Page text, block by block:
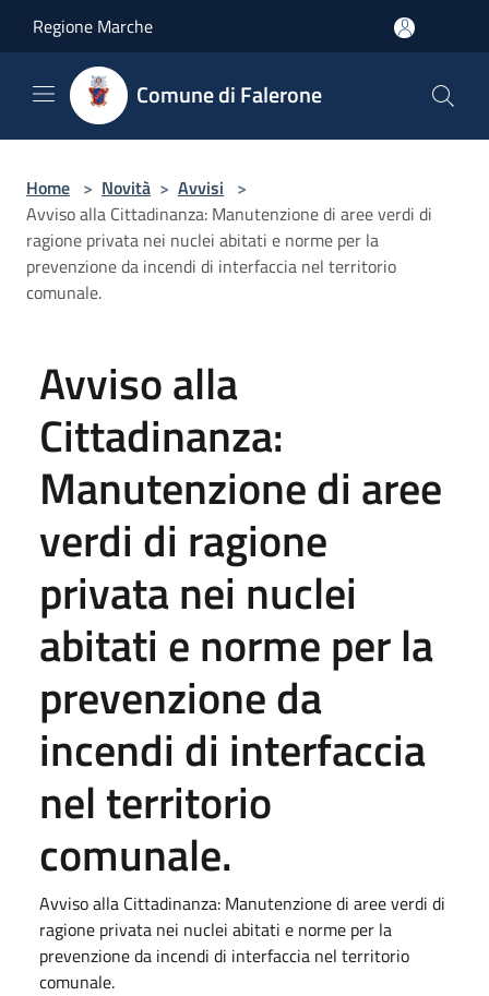
Regione Marche
Comune di Falerone
Home > Novità > Avvisi >
Avviso alla Cittadinanza: Manutenzione di aree verdi di
ragione privata nei nuclei abitati e norme per la
prevenzione da incendi di interfaccia nel territorio
comunale.
Avviso alla
Cittadinanza:
Manutenzione di aree
verdi di ragione
privata nei nuclei
abitati e norme per la
prevenzione da
incendi di interfaccia
nel territorio
comunale.
Avviso alla Cittadinanza: Manutenzione di aree verdi di
ragione privata nei nuclei abitati e norme per la
prevenzione da incendi di interfaccia nel territorio
comunale.